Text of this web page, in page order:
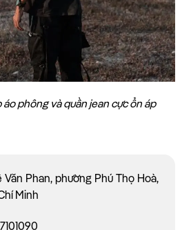
áo phông và quần jean cực ổn áp
Văn Phan, phường Phú Thọ Hoà,
Minh